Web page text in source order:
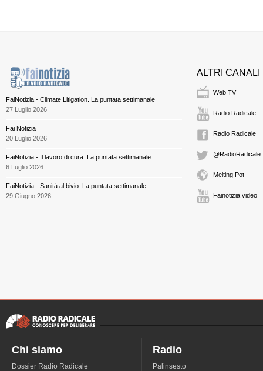
FaiNotizia - Climate Litigation. La puntata settimanale
27 Luglio 2026
Fai Notizia
20 Luglio 2026
FaiNotizia - Il lavoro di cura. La puntata settimanale
6 Luglio 2026
FaiNotizia - Sanità al bivio. La puntata settimanale
29 Giugno 2026
ALTRI CANALI
Web TV
Radio Radicale
Radio Radicale
@RadioRadicale
Melting Pot
Fainotizia video
Chi siamo
Dossier Radio Radicale
Radio
Palinsesto